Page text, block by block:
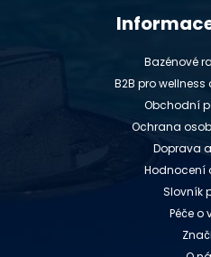
Bazénové
B2B pro wellness
Obchodní
Ochrana
Doprava
Hodnocení
Slovník
Péče o